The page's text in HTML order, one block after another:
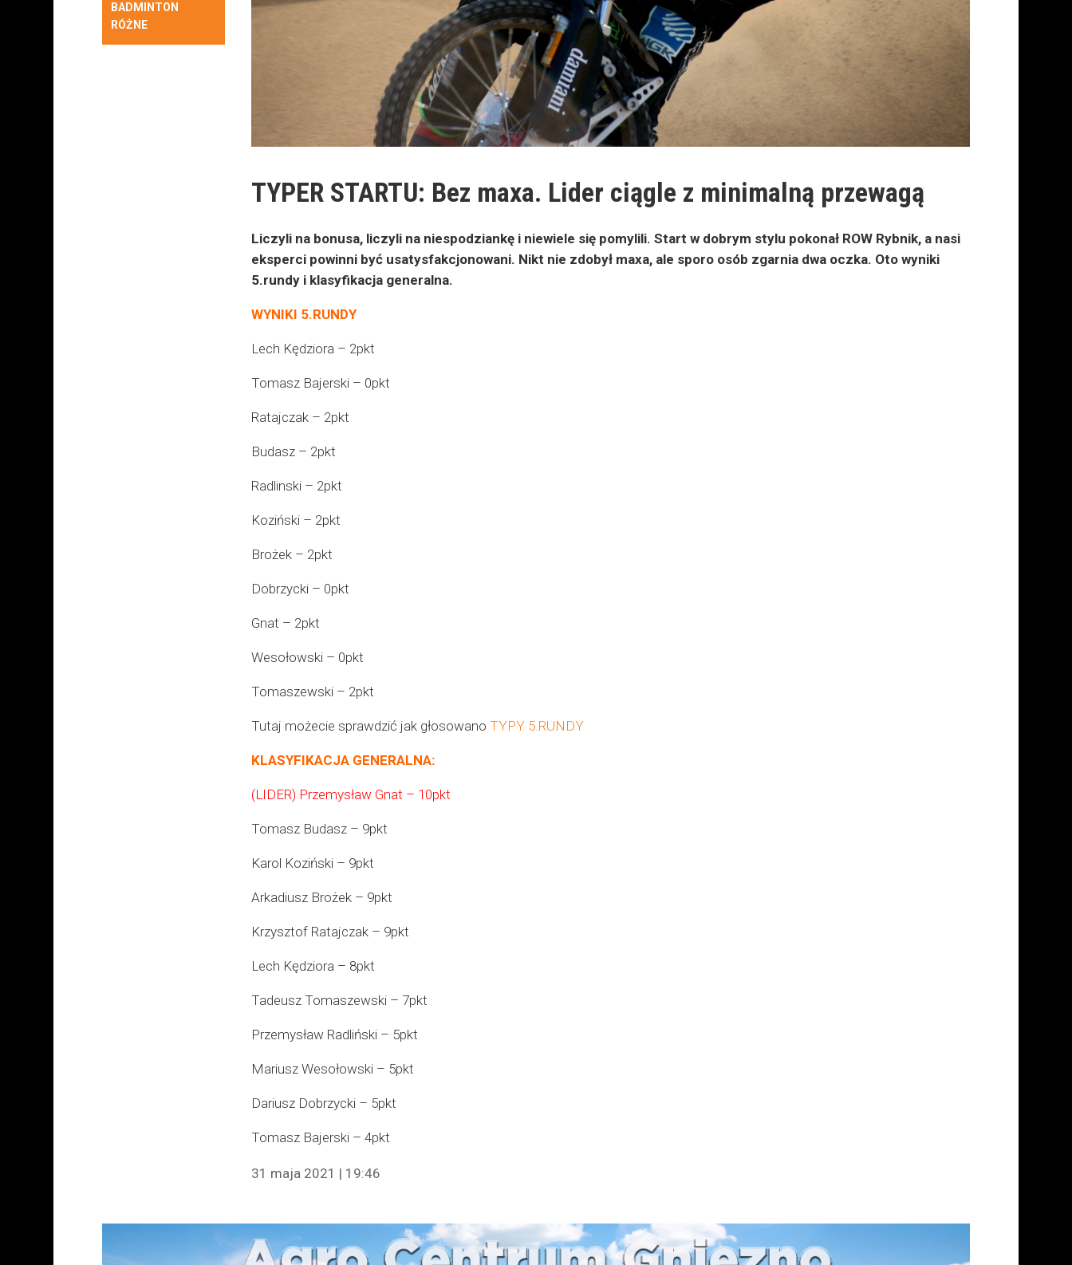
BADMINTON
RÓŻNE
TYPER STARTU: Bez maxa. Lider ciągle z minimalną przewagą
Liczyli na bonusa, liczyli na niespodziankę i niewiele się pomylili. Start w dobrym stylu pokonał ROW Rybnik, a nasi
eksperci powinni być usatysfakcjonowani. Nikt nie zdobył maxa, ale sporo osób zgarnia dwa oczka. Oto wyniki
5.rundy i klasyfikacja generalna.
WYNIKI 5.RUNDY
Lech Kędziora – 2pkt
Tomasz Bajerski – 0pkt
Ratajczak – 2pkt
Budasz – 2pkt
Radlinski – 2pkt
Koziński – 2pkt
Brożek – 2pkt
Dobrzycki – 0pkt
Gnat – 2pkt
Wesołowski – 0pkt
Tomaszewski – 2pkt
Tutaj możecie sprawdzić jak głosowano TYPY 5.RUNDY
KLASYFIKACJA GENERALNA:
(LIDER) Przemysław Gnat – 10pkt
Tomasz Budasz – 9pkt
Karol Koziński – 9pkt
Arkadiusz Brożek – 9pkt
Krzysztof Ratajczak – 9pkt
Lech Kędziora – 8pkt
Tadeusz Tomaszewski – 7pkt
Przemysław Radliński – 5pkt
Mariusz Wesołowski – 5pkt
Dariusz Dobrzycki – 5pkt
Tomasz Bajerski – 4pkt
31 maja 2021 | 19:46